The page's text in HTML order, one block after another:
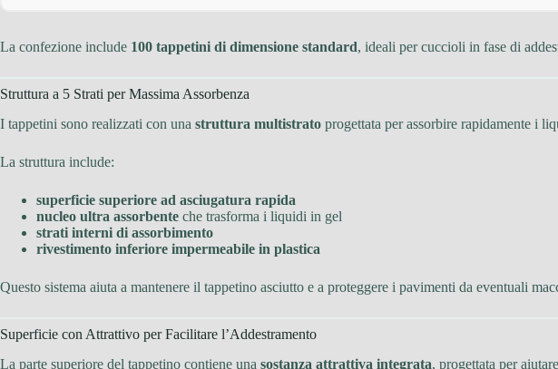
La confezione include 100 tappetini di dimensione standard, ideali per cuccioli in fase di
Struttura a 5 Strati per Massima Assorbenza
I tappetini sono realizzati con una struttura multistrato progettata per assorbire rapidamente i
La struttura include:
superficie superiore ad asciugatura rapida
nucleo ultra assorbente che trasforma i liquidi in gel
strati interni di assorbimento
rivestimento inferiore impermeabile in plastica
Questo sistema aiuta a mantenere il tappetino asciutto e a proteggere i pavimenti da eventuali
Superficie con Attrattivo per Facilitare l’Addestramento
La parte superiore del tappetino contiene una sostanza attrattiva integrata, progettata per